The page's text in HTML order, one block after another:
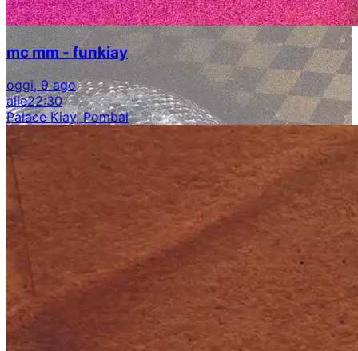
mc mm - funkiay
oggi, 9 ago
alle22:30
Palace Kiay, Pombal